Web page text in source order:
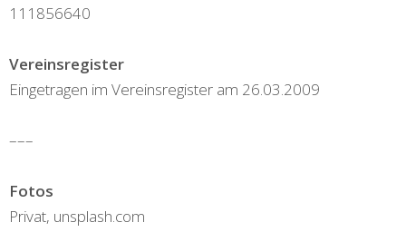
111856640
Vereinsregister
Eingetragen im Vereinsregister am 26.03.2009
–––
Fotos
Privat, unsplash.com